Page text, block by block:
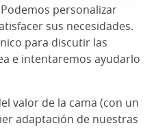
personalizar
sus necesidades.
para discutir las
e intentaremos ayudarlo
valor de la cama (con un
adaptación de nuestras